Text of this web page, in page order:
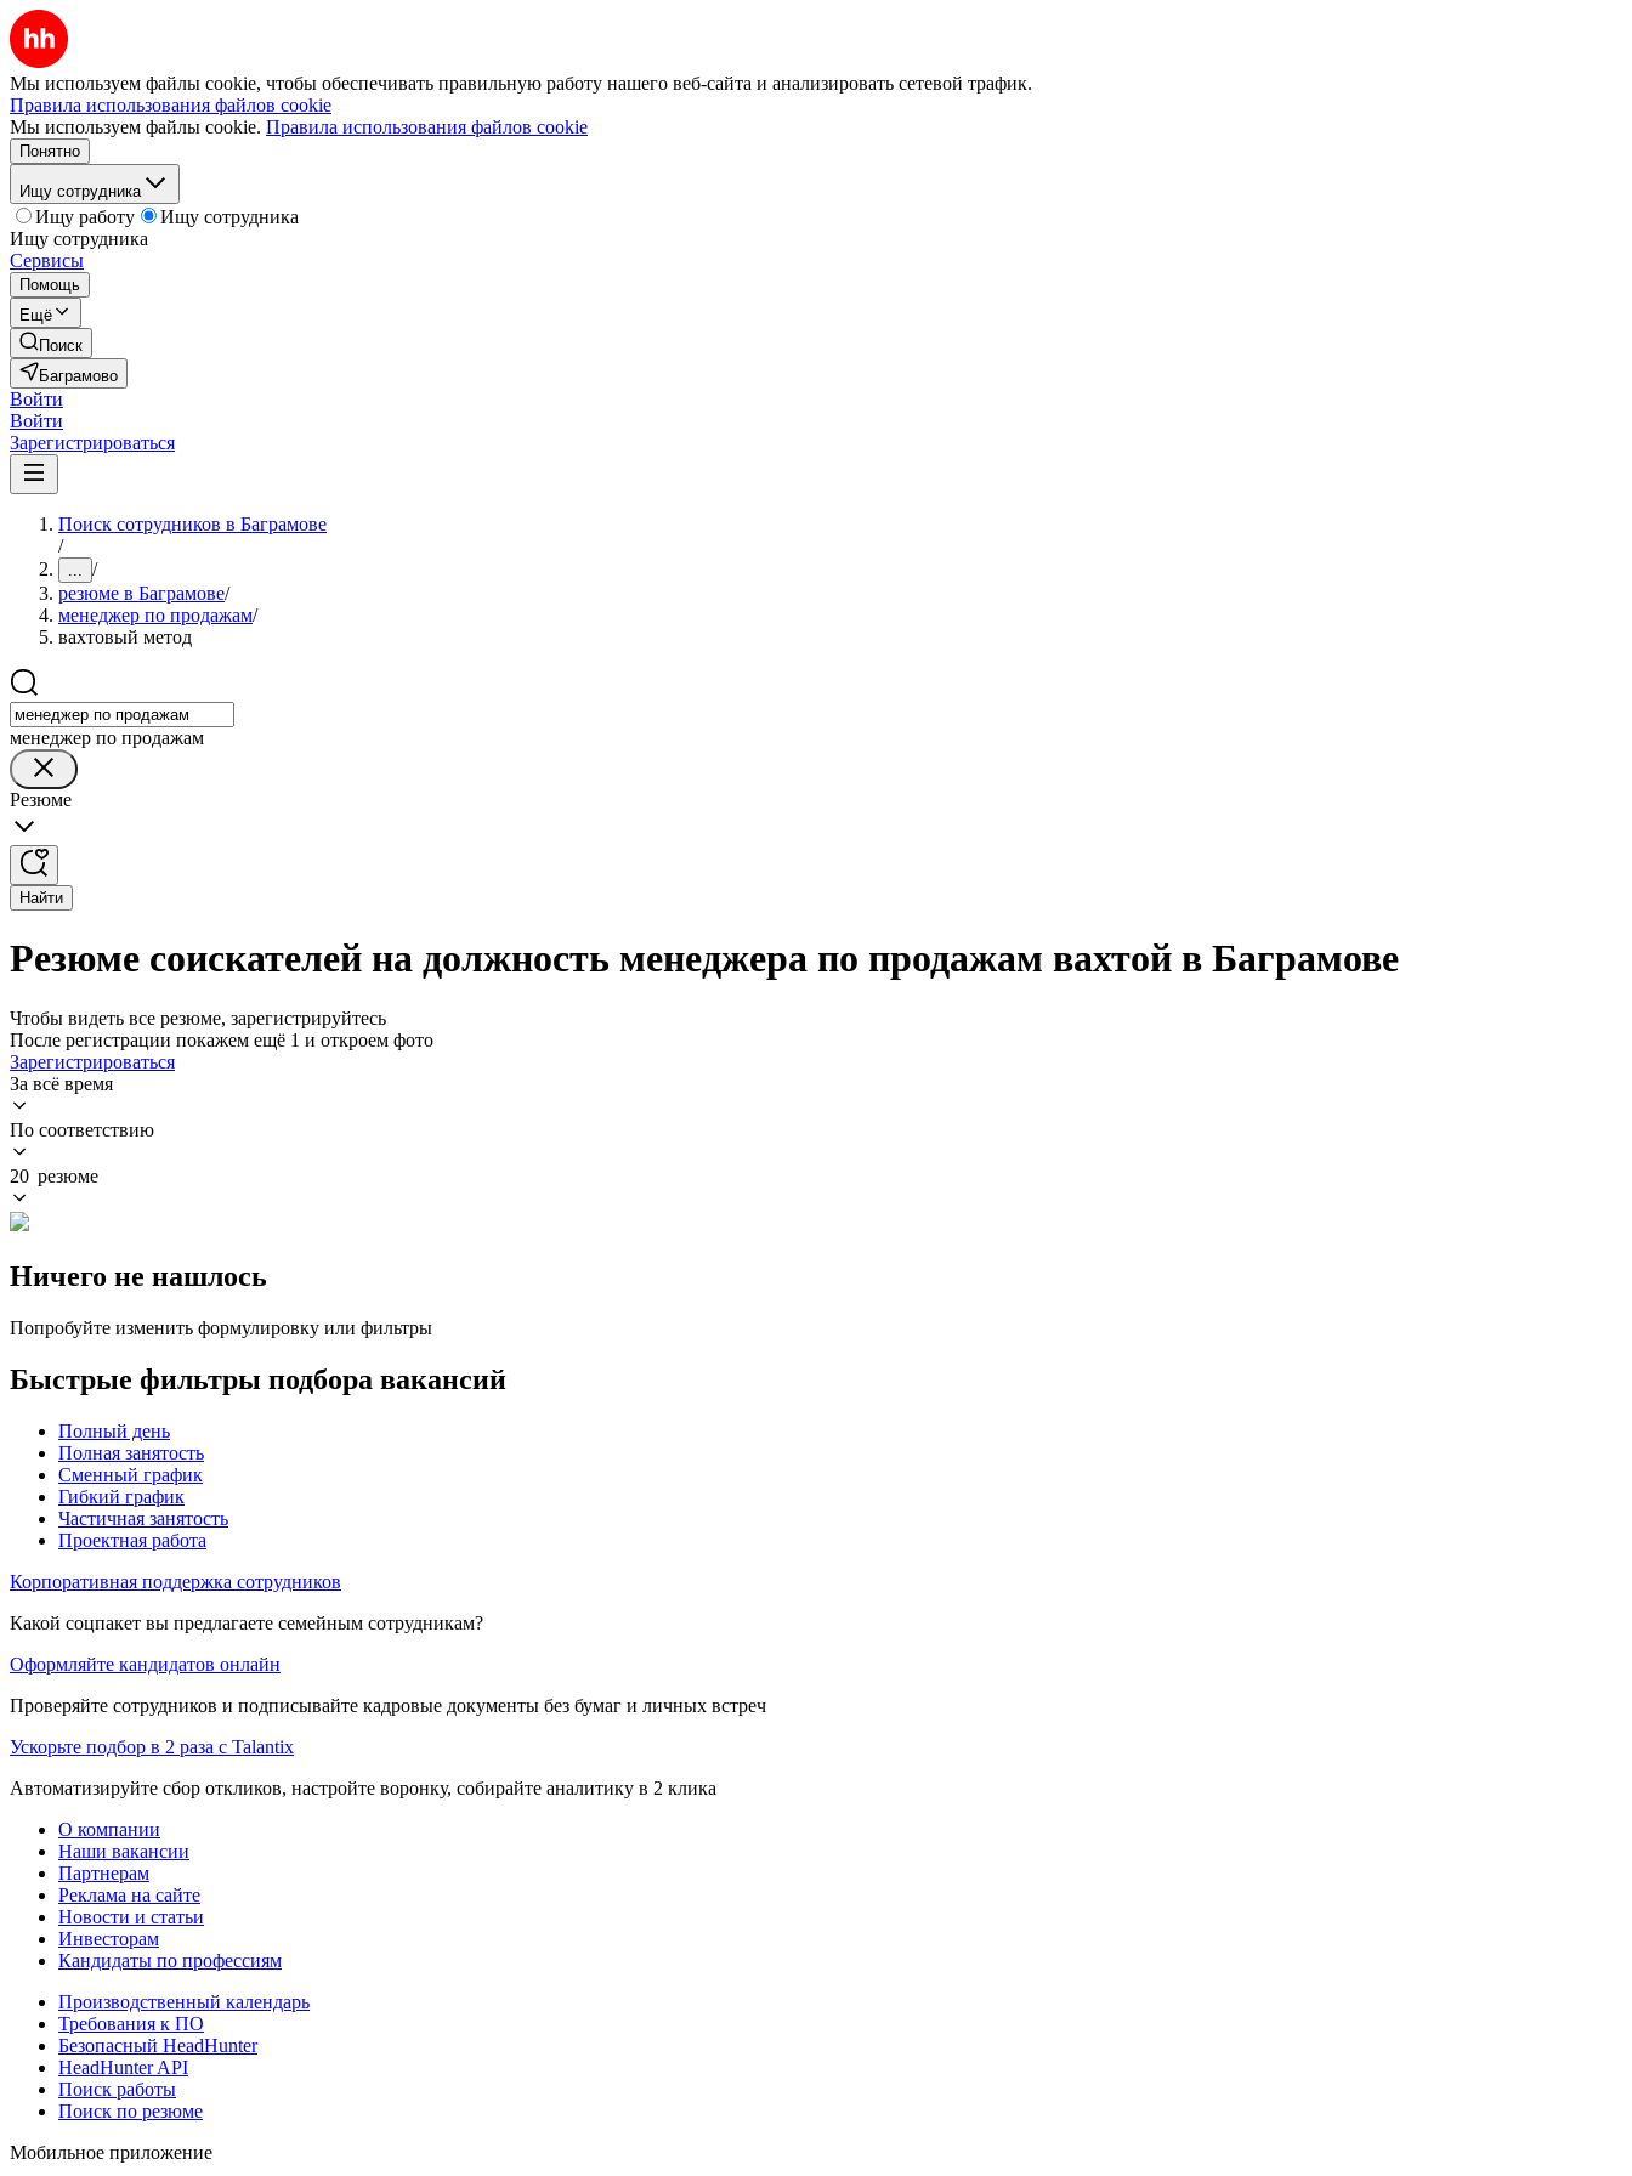
Мы используем файлы cookie, чтобы обеспечивать правильную работу нашего веб-сайта и анализировать сетевой трафик.
Правила использования файлов cookie
Мы используем файлы cookie. Правила использования файлов cookie
Понятно
Ищу сотрудника
Ищу работу
Ищу сотрудника
Ищу сотрудника
Сервисы
Помощь
Ещё
Поиск
Баграмово
Войти
Войти
Зарегистрироваться
Поиск сотрудников в Баграмове
/
... /
резюме в Баграмове/
менеджер по продажам/
вахтовый метод
менеджер по продажам
Резюме
Найти
Резюме соискателей на должность менеджера по продажам вахтой в Баграмове
Чтобы видеть все резюме, зарегистрируйтесь
После регистрации покажем ещё 1 и откроем фото
Зарегистрироваться
За всё время
По соответствию
20 резюме
Ничего не нашлось
Попробуйте изменить формулировку или фильтры
Быстрые фильтры подбора вакансий
Полный день
Полная занятость
Сменный график
Гибкий график
Частичная занятость
Проектная работа
Корпоративная поддержка сотрудников
Какой соцпакет вы предлагаете семейным сотрудникам?
Оформляйте кандидатов онлайн
Проверяйте сотрудников и подписывайте кадровые документы без бумаг и личных встреч
Ускорьте подбор в 2 раза с Talantix
Автоматизируйте сбор откликов, настройте воронку, собирайте аналитику в 2 клика
О компании
Наши вакансии
Партнерам
Реклама на сайте
Новости и статьи
Инвесторам
Кандидаты по профессиям
Производственный календарь
Требования к ПО
Безопасный HeadHunter
HeadHunter API
Поиск работы
Поиск по резюме
Мобильное приложение